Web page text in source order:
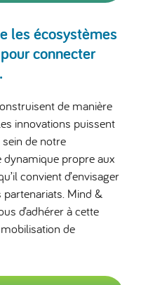
les écosystèmes
connecter
de manière
innovations puissent
de notre
dynamique propre aux
convient d’envisager
partenariats. Mind &
d’adhérer à cette
de